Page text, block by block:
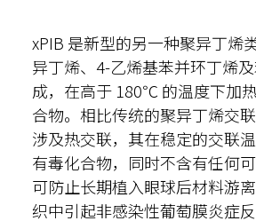
xPIB 是新型的另一种聚异丁烯
异丁烯、4-乙烯基苯并环丁烯
成，在高于 180℃ 的温度下加
合物。相比传统的聚异丁烯交
涉及热交联，其在稳定的交联
有毒化合物，同时不含有任何可
可防止长期植入眼球后材料游
织中引起非感染性葡萄膜炎症